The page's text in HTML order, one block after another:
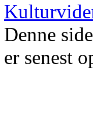
Denne
er senest